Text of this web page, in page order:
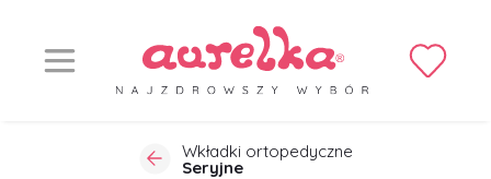
Wkładki ortopedyczne
Seryjne